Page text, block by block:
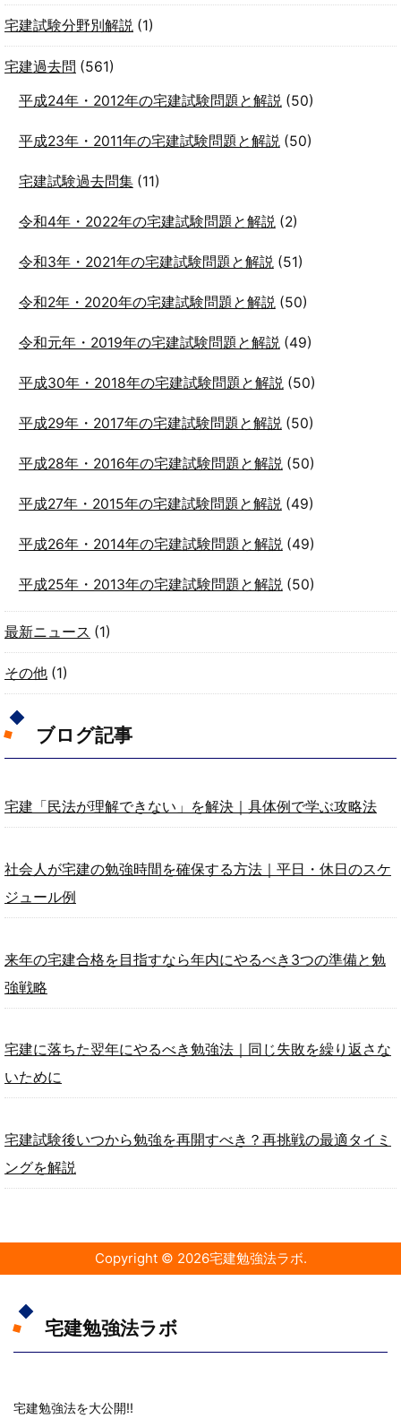
宅建試験分野別解説 (1)
宅建過去問 (561)
平成24年・2012年の宅建試験問題と解説(50)
平成23年・2011年の宅建試験問題と解説(50)
宅建試験過去問集(11)
令和4年・2022年の宅建試験問題と解説(2)
令和3年・2021年の宅建試験問題と解説(51)
令和2年・2020年の宅建試験問題と解説(50)
令和元年・2019年の宅建試験問題と解説(49)
平成30年・2018年の宅建試験問題と解説(50)
平成29年・2017年の宅建試験問題と解説(50)
平成28年・2016年の宅建試験問題と解説(50)
平成27年・2015年の宅建試験問題と解説(49)
平成26年・2014年の宅建試験問題と解説(49)
平成25年・2013年の宅建試験問題と解説(50)
最新ニュース (1)
その他 (1)
ブログ記事
宅建「民法が理解できない」を解決｜具体例で学ぶ攻略法
社会人が宅建の勉強時間を確保する方法｜平日・休日のスケ
ジュール例
来年の宅建合格を目指すなら年内にやるべき3つの準備と勉
強戦略
宅建に落ちた翌年にやるべき勉強法｜同じ失敗を繰り返さな
いために
宅建試験後いつから勉強を再開すべき？再挑戦の最適タイミ
ングを解説
Copyright © 2026宅建勉強法ラボ.
宅建勉強法ラボ
宅建勉強法を大公開!!